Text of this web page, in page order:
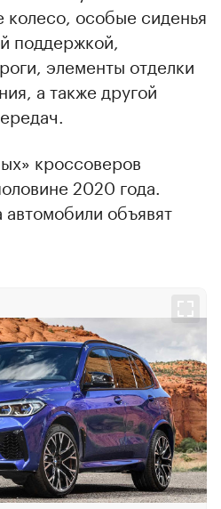
колесо, особые сиденья
поддержкой,
элементы отделки
а также другой
кроссоверов
2020 года.
объявят